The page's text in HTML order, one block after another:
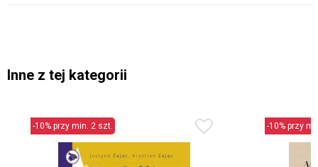
Inne z tej kategorii
-10% przy min. 2 szt. -10% przy